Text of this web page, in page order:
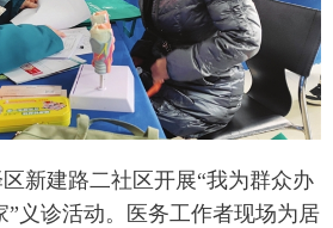
建路二社区开展“我为群众办
”义诊活动。医务工作者现场为居